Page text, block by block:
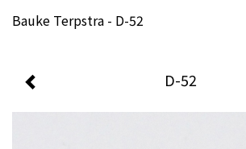
Bauke Terpstra - D-52
D-52